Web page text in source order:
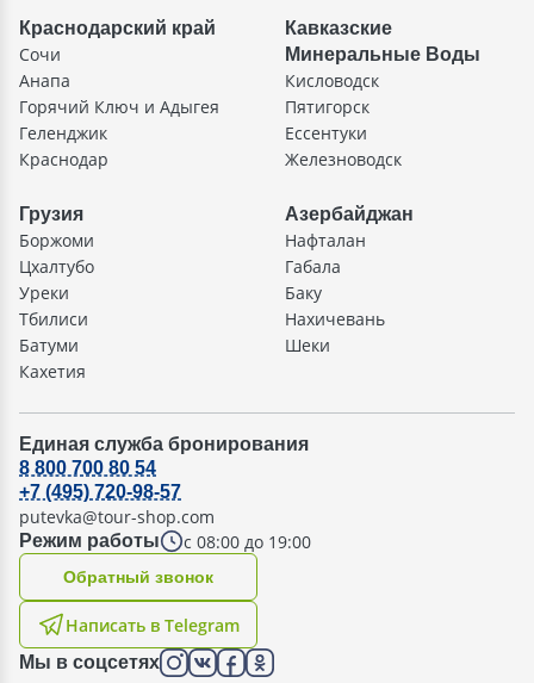
Краснодарский край
Сочи
Анапа
Горячий Ключ и Адыгея
Геленджик
Краснодар
Кавказские
Минеральные Воды
Кисловодск
Пятигорск
Ессентуки
Железноводск
Грузия
Боржоми
Цхалтубо
Уреки
Тбилиси
Батуми
Кахетия
Азербайджан
Нафталан
Габала
Баку
Нахичевань
Шеки
Единая служба бронирования
Режим работы с 08:00 до 19:00
8 800 700 80 54
+7 (495) 720-98-57
putevka@tour-shop.com
Написать в Telegram
Oбратный звонок
Мы в соцсетях